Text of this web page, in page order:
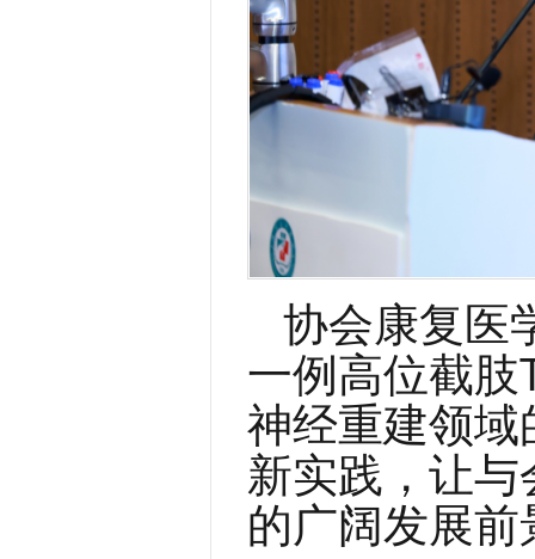
协会康复医
一例高位截
神经重建领
新实践，让
的广阔发展